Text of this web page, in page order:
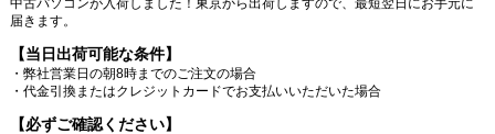
届きます。
【当日出荷可能な条件】
・弊社営業日の朝8時までのご注文の場合
・代金引換またはクレジットカードでお支払いいただいた場合
【必ずご確認ください】